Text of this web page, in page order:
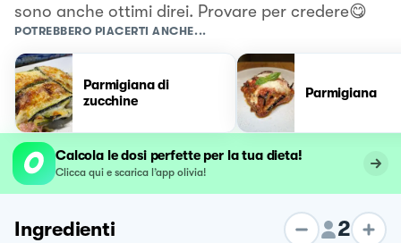
sono anche ottimi direi. Provare per credere😋
POTREBBERO PIACERTI ANCHE...
Parmigiana di
zucchine
Parmigiana
Calcola le dosi perfette per la tua dieta!
Clicca qui e scarica l’app olivia!
Ingredienti 2